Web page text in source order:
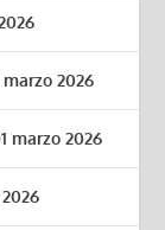
2026
marzo 2026